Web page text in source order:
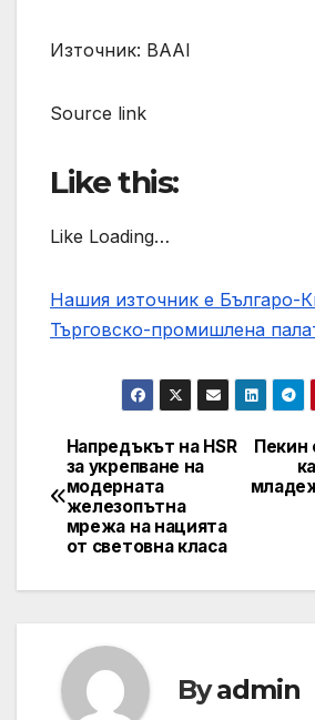
Източник: BAAI
Source link
Like this:
Like Loading…
Нашия източник е Българо-
Търговско-промишлена
Post
navigation
Пекин
Напредъкът на HSR
за укрепване на
модерната
железопътна
мрежа на нацията
от световна класа
Byadmin